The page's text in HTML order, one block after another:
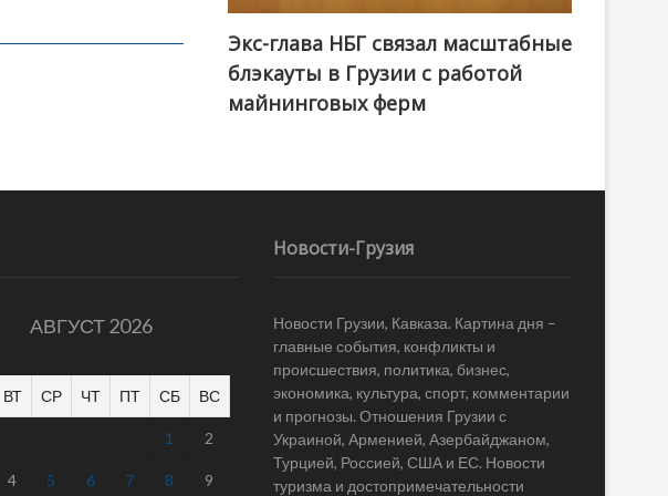
Экс-глава НБГ связал масштабные
блэкауты в Грузии с работой
майнинговых ферм
АВГУСТ 2026
ВТ СР ЧТ ПТ СБ ВС
1 2
4 5 6 7 8 9
Новости-Грузия
Новости Грузии, Кавказа. Картина дня –
главные события, конфликты и
происшествия, политика, бизнес,
экономика, культура, спорт, комментарии
и прогнозы. Отношения Грузии с
Украиной, Арменией, Азербайджаном,
Турцией, Россией, США и ЕС. Новости
туризма и достопримечательности